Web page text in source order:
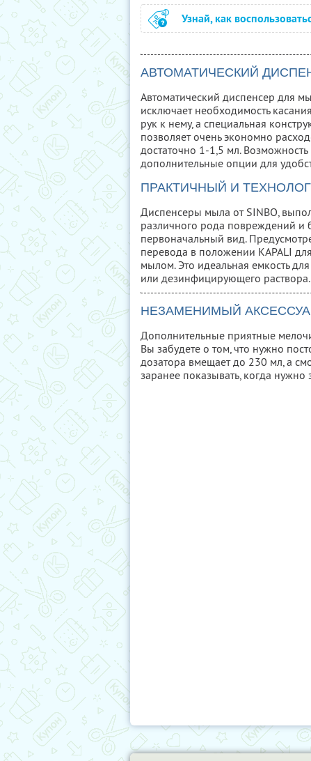
Узнай, как
АВТОМАТИЧЕСКИЙ
Автоматический диспенсер для
исключает необходимость
рук к нему, а специальная
позволяет очень экономно
достаточно 1-1,5 мл.
дополнительные опции для
ПРАКТИЧНЫЙ И
Диспенсеры мыла от SINBO,
различного рода повреждений и
первоначальный вид.
перевода в положении KAPALI
мылом. Это идеальная емкость
или дезинфицирующего раствора.
НЕЗАМЕНИМЫЙ
Дополнительные приятные
Вы забудете о том, что нужно
дозатора вмещает до 230 мл, а
заранее показывать, когда нужно